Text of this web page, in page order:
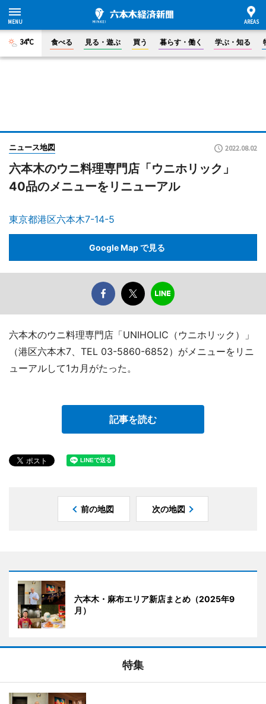
34°C 食べる 見る・遊ぶ 買う 暮らす・働く 学ぶ・知る
ニュース地図 2022.08.02
六本木のウニ料理専門店「ウニホリック」
40品のメニューをリニューアル
東京都港区六本木7-14-5
Google Map で見る
六本木のウニ料理専門店「UNIHOLIC（ウニホリック）」
（港区六本木7、TEL 03-5860-6852）がメニューをリニ
ューアルして1カ月がたった。
記事を読む
前の地図 次の地図
六本木・麻布エリア新店まとめ（2025年9
月）
特集